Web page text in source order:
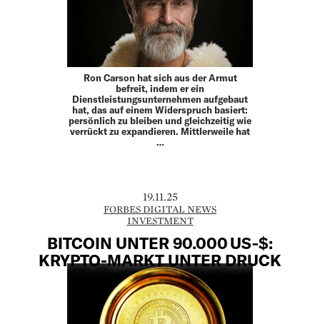
Ron Carson hat sich aus der Armut
befreit, indem er ein
Dienstleistungsunternehmen aufgebaut
hat, das auf einem Widerspruch basiert:
persönlich zu bleiben und gleichzeitig wie
verrückt zu expandieren. Mittlerweile hat
…
19.11.25
FORBES DIGITAL NEWS
INVESTMENT
BITCOIN UNTER 90.000 US‑$:
KRYPTO-MARKT UNTER DRUCK